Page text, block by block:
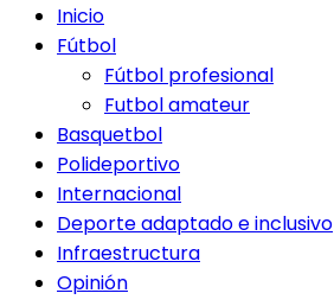
Inicio
Fútbol
Fútbol profesional
Futbol amateur
Basquetbol
Polideportivo
Internacional
Deporte adaptado e inclusivo
Infraestructura
Opinión